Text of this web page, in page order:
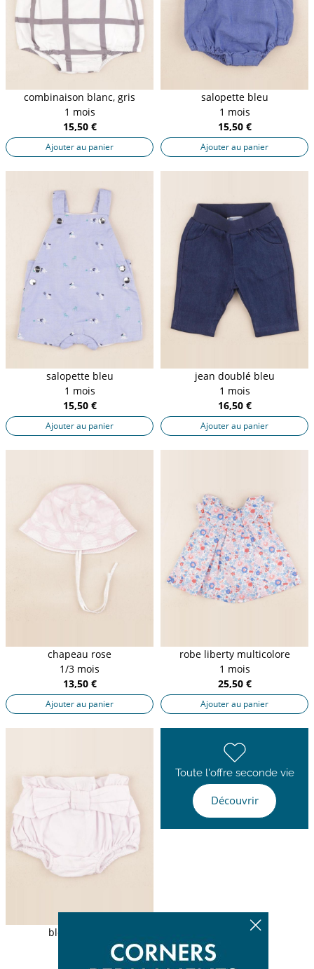
combinaison blanc, gris
1 mois
15,50 €
Ajouter au panier
salopette bleu
1 mois
15,50 €
Ajouter au panier
salopette bleu
1 mois
15,50 €
Ajouter au panier
jean doublé bleu
1 mois
16,50 €
Ajouter au panier
chapeau rose
1/3 mois
13,50 €
Ajouter au panier
robe liberty multicolore
1 mois
25,50 €
Ajouter au panier
bloomer rose
Toute l'offre seconde vie
Découvrir